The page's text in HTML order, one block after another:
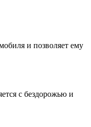
и позволяет ему
с бездорожью и